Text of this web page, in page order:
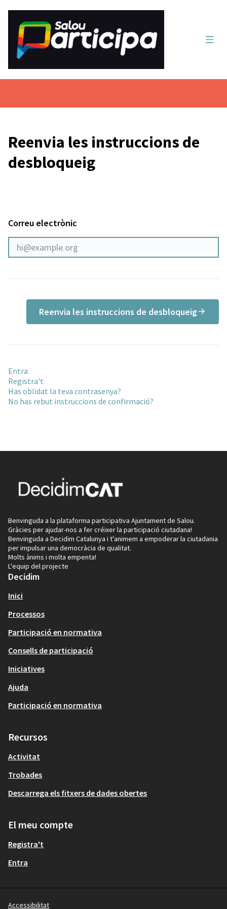
Reenvia les instruccions de
desbloqueig
Correu electrònic
Reenvia les instruccions de desbloqueig
Entra
Registra't
Has oblidat la teva contrasenya?
No has rebut instruccions de confirmació?
Benvinguda a la plataforma participativa Ajuntament de Salou.
Gràcies per ajudar-nos a fer créixer la participació ciutadana!
Benvinguda a Decidim Catalunya i t'animem a empoderar la ciutadania
per impulsar una democràcia de qualitat.
Molts ànims i molta empenta!
L'equip del projecte
Decidim
Inici
Processos
Participació en normativa
Consells de participació
Iniciatives
Ajuda
Participació en normativa
Recursos
Activitat
Trobades
Descarrega els fitxers de dades obertes
El meu compte
Registra't
Entra
Accessibilitat